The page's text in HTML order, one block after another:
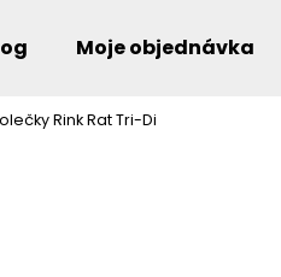
Moje objednávka
Rink Rat Tri-Di
najít?